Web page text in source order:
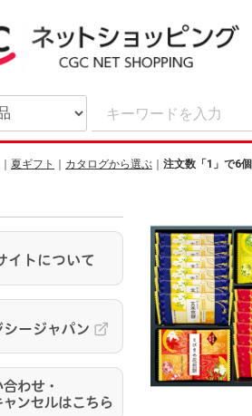
夏ギフト カタログから選ぶ 注文数「1」で6